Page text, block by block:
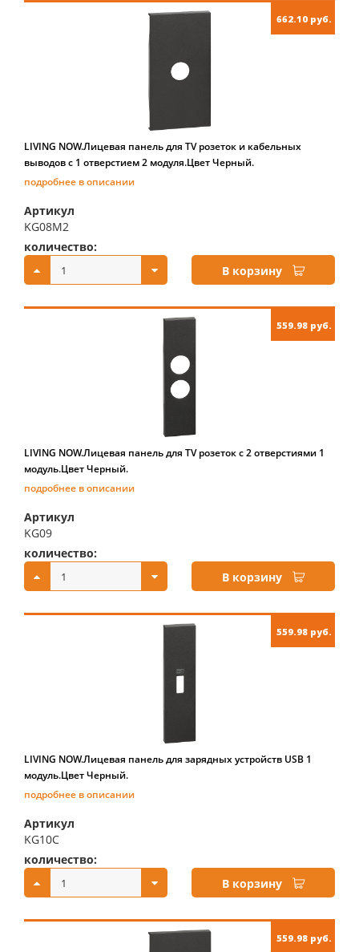
662.10 руб.
LIVING NOW.Лицевая панель для TV розеток и кабельных
выводов с 1 отверстием 2 модуля.Цвет Черный.
подробнее в описании
Артикул
KG08M2
количество:
В корзину
559.98 руб.
LIVING NOW.Лицевая панель для TV розеток с 2 отверстиями 1
модуль.Цвет Черный.
подробнее в описании
Артикул
KG09
количество:
В корзину
559.98 руб.
LIVING NOW.Лицевая панель для зарядных устройств USB 1
модуль.Цвет Черный.
подробнее в описании
Артикул
KG10C
количество:
В корзину
559.98 руб.